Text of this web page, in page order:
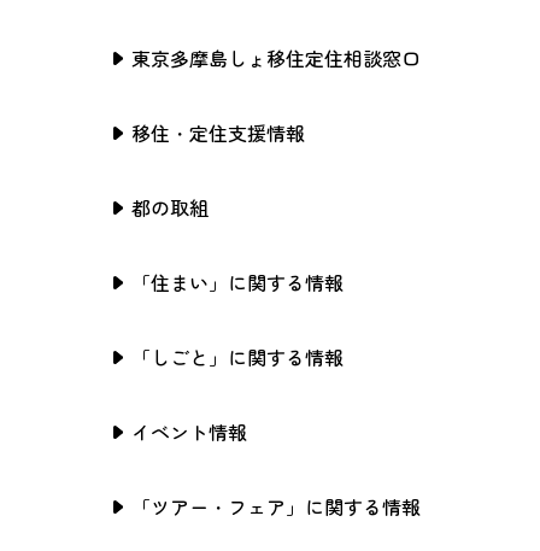
東京多摩島しょ移住定住相談窓口
移住・定住支援情報
都の取組
「住まい」に関する情報
「しごと」に関する情報
イベント情報
「ツアー・フェア」に関する情報